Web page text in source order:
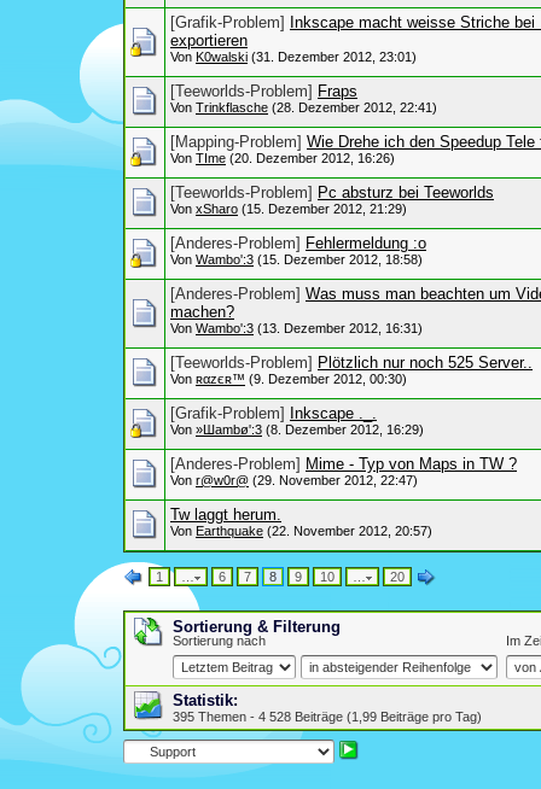
[Grafik-Problem]
Inkscape macht weisse Striche bei
exportieren
Von K0walski (31. Dezember 2012, 23:01)
[Teeworlds-Problem] Fraps
Von Trinkflasche (28. Dezember 2012, 22:41)
[Mapping-Problem] Wie Drehe ich den Speedup Tele
Von TIme (20. Dezember 2012, 16:26)
[Teeworlds-Problem] Pc absturz bei Teeworlds
Von xSharo (15. Dezember 2012, 21:29)
[Anderes-Problem] Fehlermeldung :o
Von Wambo':3 (15. Dezember 2012, 18:58)
[Anderes-Problem] Was muss man beachten um
machen?
Von Wambo':3 (13. Dezember 2012, 16:31)
[Teeworlds-Problem] Plötzlich nur noch 525 Server..
Von ʀαzєʀ™ (9. Dezember 2012, 00:30)
[Grafik-Problem] Inkscape ._.
Von »Шambø':3 (8. Dezember 2012, 16:29)
[Anderes-Problem] Mime - Typ von Maps in TW ?
Von r@w0r@ (29. November 2012, 22:47)
Tw laggt herum.
Von Earthquake (22. November 2012, 20:57)
1 … 6 7 8 9 10 … 20
Sortierung & Filterung
Sortierung nach Im
Statistik:
395 Themen - 4 528 Beiträge (1,99 Beiträge pro Tag)